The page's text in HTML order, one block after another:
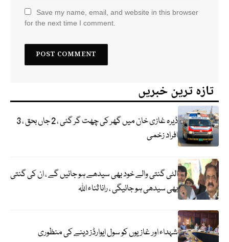
Save my name, email, and website in this browser
for the next time I comment.
تازہ ترین خبریں
ڈیرہ غازی خان میں گھر کی چھت گر گئی ، 2 جاں بحق ، 3
افراد زخمی
الٹی گنتی والے خود بھی سیدھے ہو جائیں گے ، ان کی گنتی
بھی سیدھی ہو جائیگی ، رانا ثناء اللہ
شہداء اور غازیوں کو سول ایوارڈز دینے کی منظوری